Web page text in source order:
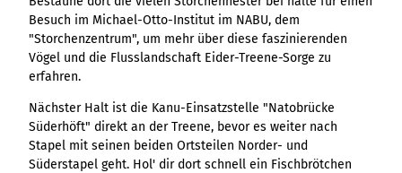
Variante 0
Variante 1
Variante 2
XXL-Galerie
Übersicht
Variante 0
Variante 1
Variante 3
Variante 4
Variante 5
Zitat
Übersicht
Variante 2
destination.mediawall
destination.multisearch
Besuch im Michael-Otto-Institut im NABU, dem
"Storchenzentrum", um mehr über diese faszinierenden
Vögel und die Flusslandschaft Eider-Treene-Sorge zu
erfahren.
Nächster Halt ist die Kanu-Einsatzstelle "Natobrücke
Süderhöft" direkt an der Treene, bevor es weiter nach
Stapel mit seinen beiden Ortsteilen Norder- und
Süderstapel geht. Hol' dir dort schnell ein Fischbrötchen